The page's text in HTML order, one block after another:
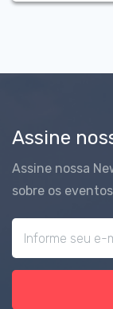
Assine
Assine nossa
sobre os